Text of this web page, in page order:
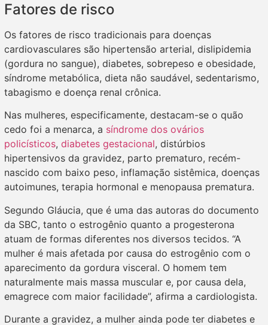
Fatores de risco
Os fatores de risco tradicionais para doenças
cardiovasculares são hipertensão arterial, dislipidemia
(gordura no sangue), diabetes, sobrepeso e obesidade,
síndrome metabólica, dieta não saudável, sedentarismo,
tabagismo e doença renal crônica.
Nas mulheres, especificamente, destacam-se o quão
cedo foi a menarca, a síndrome dos ovários
policísticos, diabetes gestacional, distúrbios
hipertensivos da gravidez, parto prematuro, recém-
nascido com baixo peso, inflamação sistêmica, doenças
autoimunes, terapia hormonal e menopausa prematura.
Segundo Gláucia, que é uma das autoras do documento
da SBC, tanto o estrogênio quanto a progesterona
atuam de formas diferentes nos diversos tecidos. “A
mulher é mais afetada por causa do estrogênio com o
aparecimento da gordura visceral. O homem tem
naturalmente mais massa muscular e, por causa dela,
emagrece com maior facilidade”, afirma a cardiologista.
Durante a gravidez, a mulher ainda pode ter diabetes e